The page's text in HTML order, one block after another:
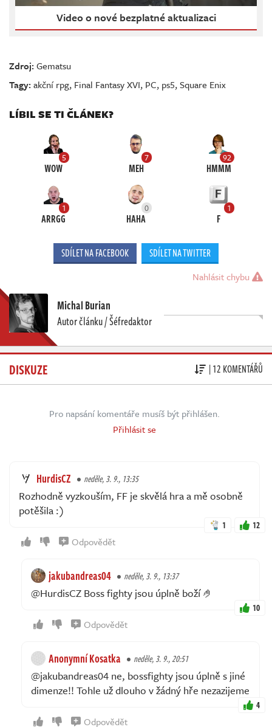
Video o nové bezplatné aktualizaci
Zdroj:Gematsu
Tagy:akční rpg, Final Fantasy XVI, PC, ps5,Square Enix
LÍBIL SE TI ČLÁNEK?
5
WOW
7
MEH
92
HMMM
1
ARRGG
0
HAHA
1
F
SDÍLET NA FACEBOOK SDÍLET NA TWITTER
Nahlásit chybu
Michal Burian
Autor článku / Šéfredaktor
DISKUZE | 12 KOMENTÁŘŮ
Pro napsání komentáře musíš být přihlášen.
Přihlásit se
HurdisCZ neděle, 3. 9., 13:35
Rozhodně vyzkouším, FF je skvělá hra a mě osobně
potěšila :)
1 12
Odpovědět
jakubandreas04 neděle, 3. 9., 13:37
@HurdisCZ Boss fighty jsou úplně boží 🤌
10
Odpovědět
Anonymní Kosatka neděle, 3. 9., 20:51
@jakubandreas04 ne, bossfighty jsou úplně s jiné
dimenze!! Tohle už dlouho v žádný hře nezazijeme
4
Odpovědět